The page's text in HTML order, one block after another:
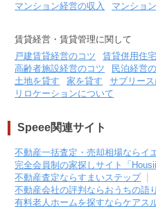
マンション経営の収入
マンショ
賃貸経営・賃貸管理に関して
戸建賃貸経営のコツ
賃貸併用住
高齢者施設経営のコツ
民泊経営
土地を貸す
家を貸す
サブリー
リロケーションについて
Speee関連サイト
不動産一括査定・売却相場ならイ
完全会員制の家探しサイト「
不動産査定ならすまいステップ
不動産会社の評判ならおうちの語
有料老人ホームを探すならケアス